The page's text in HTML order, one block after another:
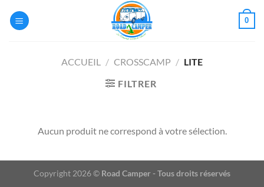
0
ACCUEIL / CROSSCAMP / LITE
FILTRER
Aucun produit ne correspond à votre sélection.
Copyright 2026 © Road Camper - Tous droits réservés